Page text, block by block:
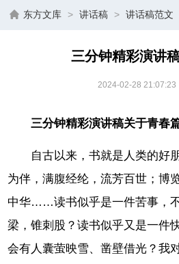
东方文库 > 讲话稿 > 讲话稿范文
三分钟精彩演讲
2024-02-28 21:07:23
三分钟精彩演讲稿关于青春
自古以来，书就是人类的好
为伴，满腹经纶，流芳百世；博
中华……读书似乎是一件苦事，
梁，锥刺股？读书似乎又是一件
会有人囊萤映雪、凿壁借光？我